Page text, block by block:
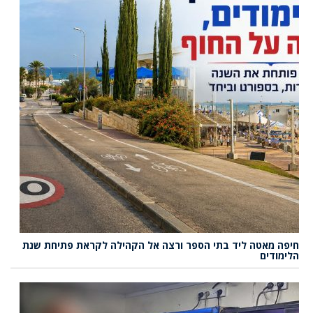
חיפה מאטה ליד בתי הספר ורצה אל הקהילה לקראת פתיחת שנת
הלימודים